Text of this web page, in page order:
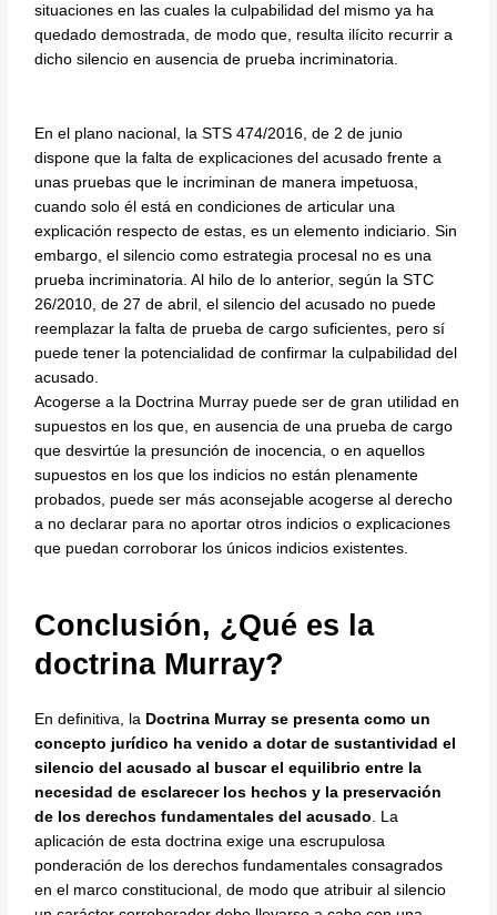
situaciones en las cuales la culpabilidad del mismo ya ha
quedado demostrada, de modo que, resulta ilícito recurrir a
dicho silencio en ausencia de prueba incriminatoria.
En el plano nacional, la STS 474/2016, de 2 de junio
dispone que la falta de explicaciones del acusado frente a
unas pruebas que le incriminan de manera impetuosa,
cuando solo él está en condiciones de articular una
explicación respecto de estas, es un elemento indiciario. Sin
embargo, el silencio como estrategia procesal no es una
prueba incriminatoria. Al hilo de lo anterior, según la STC
26/2010, de 27 de abril, el silencio del acusado no puede
reemplazar la falta de prueba de cargo suficientes, pero sí
puede tener la potencialidad de confirmar la culpabilidad del
acusado.
Acogerse a la Doctrina Murray puede ser de gran utilidad en
supuestos en los que, en ausencia de una prueba de cargo
que desvirtúe la presunción de inocencia, o en aquellos
supuestos en los que los indicios no están plenamente
probados, puede ser más aconsejable acogerse al derecho
a no declarar para no aportar otros indicios o explicaciones
que puedan corroborar los únicos indicios existentes.
Conclusión, ¿Qué es la
doctrina Murray?
En definitiva, la Doctrina Murray se presenta como un
concepto jurídico ha venido a dotar de sustantividad el
silencio del acusado al buscar el equilibrio entre la
necesidad de esclarecer los hechos y la preservación
de los derechos fundamentales del acusado . La
aplicación de esta doctrina exige una escrupulosa
ponderación de los derechos fundamentales consagrados
en el marco constitucional, de modo que atribuir al silencio